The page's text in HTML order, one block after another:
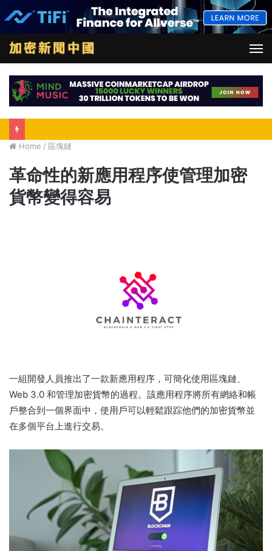
Home / 區塊鏈
革命性的新應用程序使管理加密
貨幣變得容易
一組開發人員推出了一款新應用程序，可簡化使用區塊鏈、
Web 3.0 和管理加密貨幣的過程。 該應用程序將所有網絡和帳
戶整合到一個界面中，使用戶可以輕鬆跟踪他們的加密貨幣並
在多個平台上進行交易。